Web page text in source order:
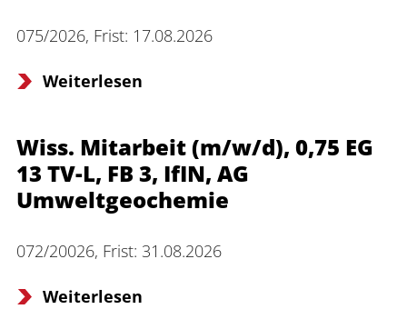
075/2026, Frist: 17.08.2026
Weiterlesen
Wiss. Mitarbeit (m/w/d), 0,75 EG
13 TV-L, FB 3, IfIN, AG
Umweltgeochemie
072/20026, Frist: 31.08.2026
Weiterlesen